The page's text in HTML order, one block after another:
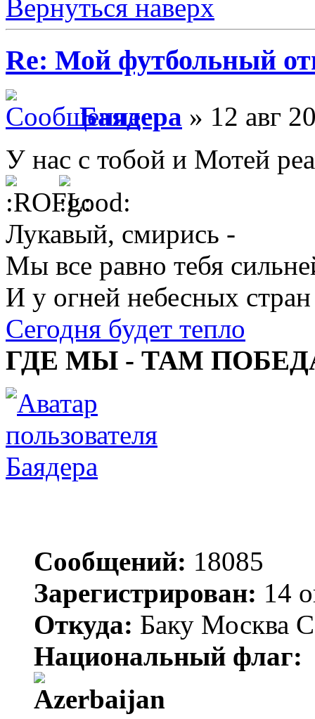
Вернуться наверх
Re: Мой футбольный
Баядера » 12 авг
У нас с тобой и Мотей
Лукавый, смирись -
Мы все равно тебя
И у огней небесных стран
Сегодня будет тепло
ГДЕ МЫ - ТАМ
Баядера
Сообщений: 18085
Зарегистрирован: 14
Откуда: Баку Москва
Национальный флаг: